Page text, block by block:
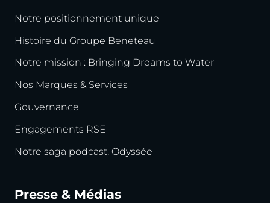
Notre positionnement unique
Histoire du Groupe Beneteau
Notre mission : Bringing Dreams to Water
Nos Marques & Services
Gouvernance
Engagements RSE
Notre saga podcast, Odyssée
Presse & Médias